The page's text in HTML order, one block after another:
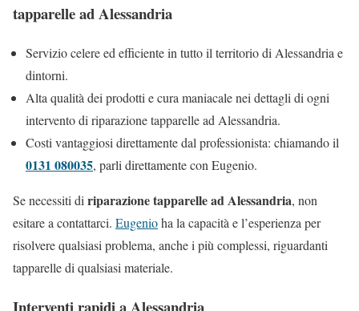
tapparelle ad Alessandria
Servizio celere ed efficiente in tutto il territorio di Alessandria e
dintorni.
Alta qualità dei prodotti e cura maniacale nei dettagli di ogni
intervento di riparazione tapparelle ad Alessandria.
Costi vantaggiosi direttamente dal professionista: chiamando il
0131 080035, parli direttamente con Eugenio.
Se necessiti di riparazione tapparelle ad Alessandria, non
esitare a contattarci. Eugenioha la capacità e l’esperienza per
risolvere qualsiasi problema, anche i più complessi, riguardanti
tapparelle di qualsiasi materiale.
Interventi rapidi a Alessandria